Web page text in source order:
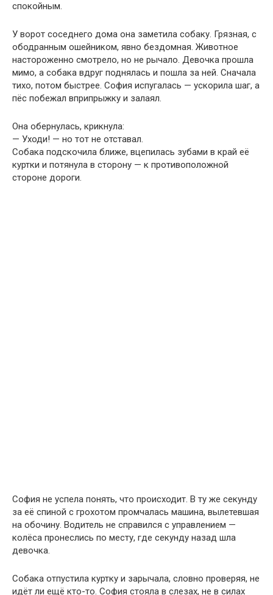
спокойным.
У ворот соседнего дома она заметила собаку. Грязная, с
ободранным ошейником, явно бездомная. Животное
настороженно смотрело, но не рычало. Девочка прошла
мимо, а собака вдруг поднялась и пошла за ней. Сначала
тихо, потом быстрее. София испугалась — ускорила шаг, а
пёс побежал вприпрыжку и залаял.
Она обернулась, крикнула:
— Уходи! — но тот не отставал.
Собака подскочила ближе, вцепилась зубами в край её
куртки и потянула в сторону — к противоположной
стороне дороги.
София не успела понять, что происходит. В ту же секунду
за её спиной с грохотом промчалась машина, вылетевшая
на обочину. Водитель не справился с управлением —
колёса пронеслись по месту, где секунду назад шла
девочка.
Собака отпустила куртку и зарычала, словно проверяя, не
идёт ли ещё кто-то. София стояла в слезах, не в силах